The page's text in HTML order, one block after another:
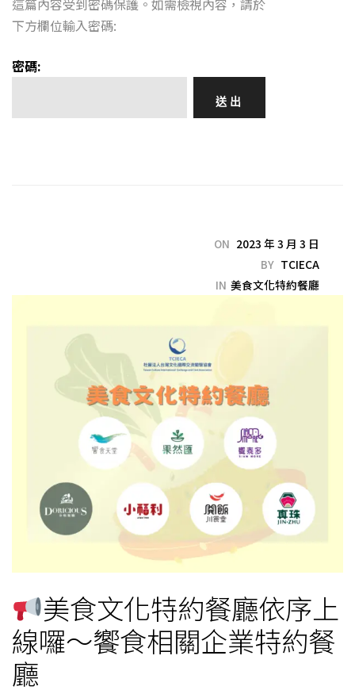
這篇內容受到密碼保護。如需檢視內容，請於
下方欄位輸入密碼:
密碼:
ON 2023 年 3 月 3 日
BY TCIECA
IN 美食文化特約餐廳
美食文化特約餐廳依序上
線囉～饗食相關企業特約餐
廳